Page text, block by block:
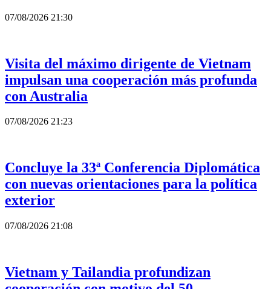
07/08/2026 21:30
Visita del máximo dirigente de Vietnam
impulsan una cooperación más profunda
con Australia
07/08/2026 21:23
Concluye la 33ª Conferencia Diplomática
con nuevas orientaciones para la política
exterior
07/08/2026 21:08
Vietnam y Tailandia profundizan